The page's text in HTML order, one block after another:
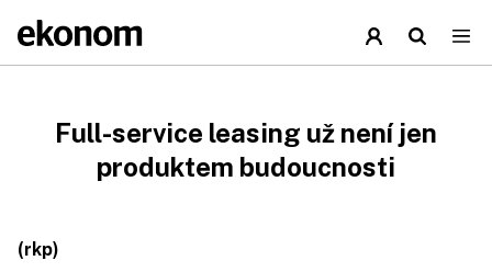
Full-service leasing už není jen
produktem budoucnosti
(rkp)